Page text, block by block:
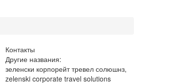
Контакты
Другие названия:
зеленски корпорейт тревел солюшнз,
zelenski corporate travel solutions